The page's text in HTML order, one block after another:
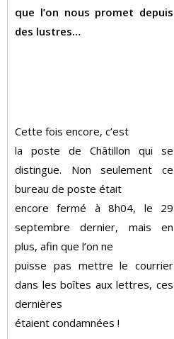
que l’on nous promet depuis
des lustres…
Cette fois encore, c’est
la poste de Châtillon qui se
distingue. Non seulement ce
bureau de poste était
encore fermé à 8h04, le 29
septembre dernier, mais en
plus, afin que l’on ne
puisse pas mettre le courrier
dans les boîtes aux lettres, ces
dernières
étaient condamnées !